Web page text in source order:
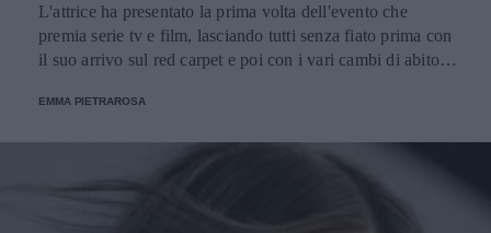
L'attrice ha presentato la prima volta dell'evento che
premia serie tv e film, lasciando tutti senza fiato prima con
il suo arrivo sul red carpet e poi con i vari cambi di abito
EMMA PIETRAROSA